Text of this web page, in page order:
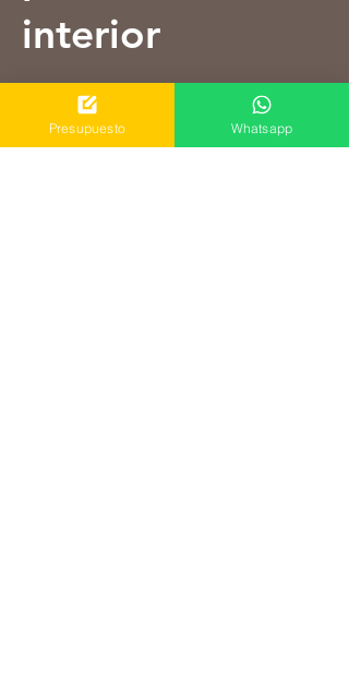
interior
EL COMPLEMENTO PERFECTO
PARA CADA PUERTA
Presupuesto Whatsapp